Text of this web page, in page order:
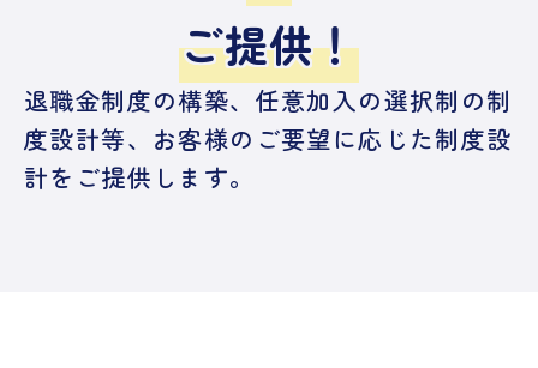
ご提供！
退職金制度の構築、任意加入の選択制の制
度設計等、お客様のご要望に応じた制度設
計をご提供します。